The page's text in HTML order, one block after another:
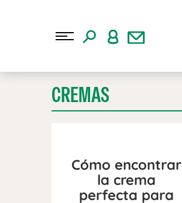
CREMAS
Cómo encontrar
la crema
perfecta para